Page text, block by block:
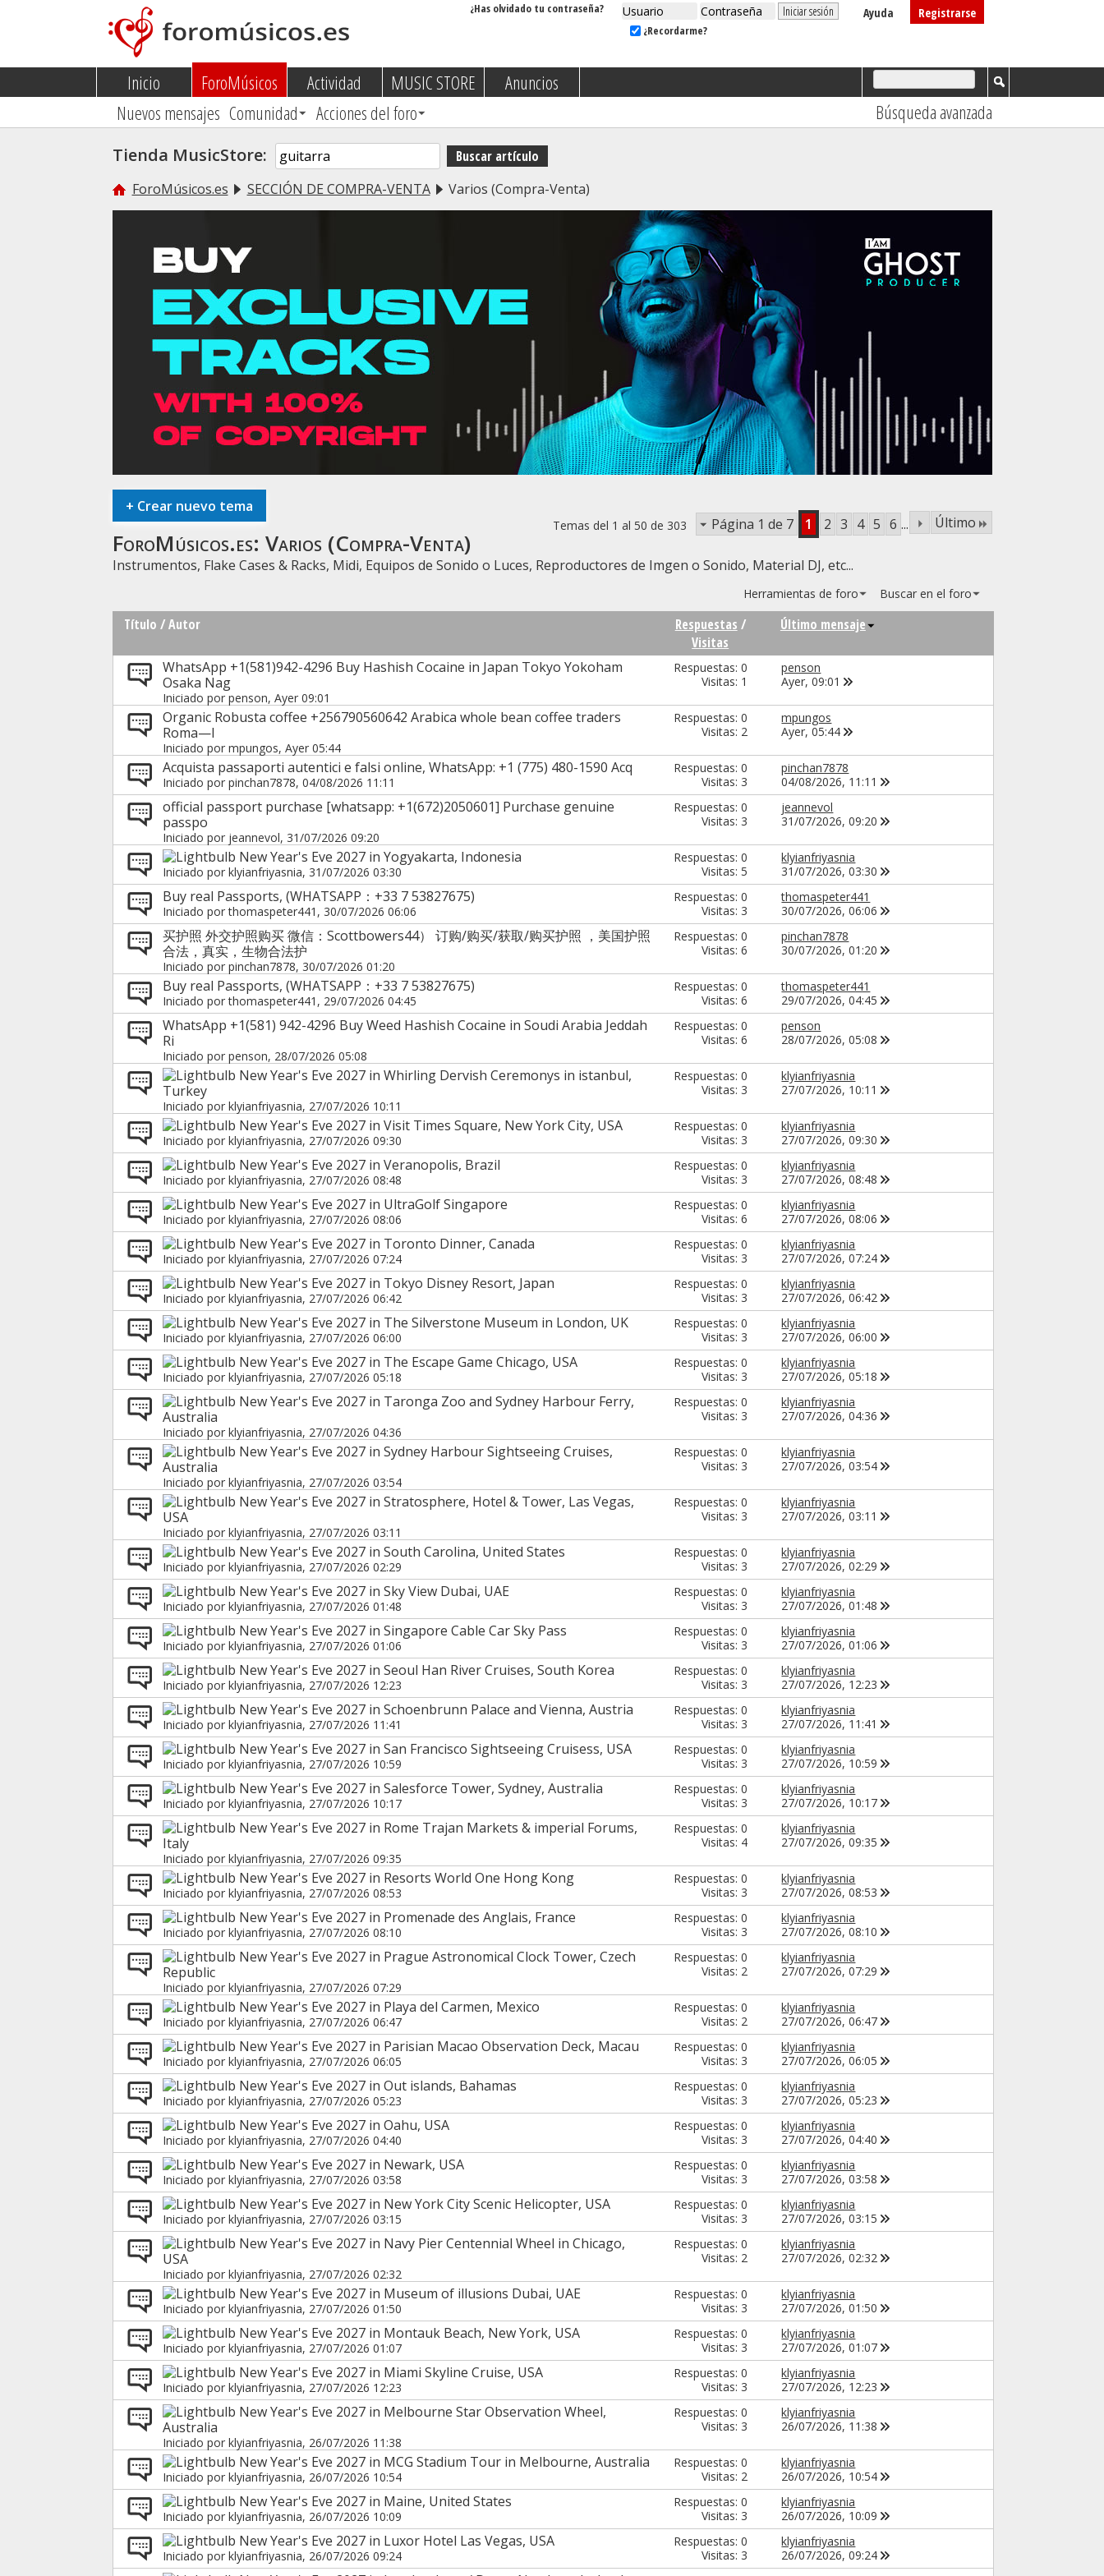
Registrarse
Ayuda
¿Recordarme?
¿Has olvidado tu contraseña?
Inicio
ForoMúsicos
Nuevos mensajes Comunidad Acciones del foro
Actividad MUSIC STORE
Anuncios
Búsqueda avanzada
Tienda MusicStore:
ForoMúsicos.es SECCIÓN DE COMPRA-VENTA Varios (Compra-Venta)
+ Crear nuevo tema
Página 1 de 7
1 2 3 4 5 6 ... Último
Temas del 1 al 50 de 303
ForoMúsicos.es: Varios (Compra-Venta)
Instrumentos, Flake Cases & Racks, Midi, Equipos de Sonido o Luces, Reproductores de Imgen o Sonido, Material DJ, etc...
Herramientas de foro Buscar en el foro
Título /Autor Respuestas /
Visitas
Último mensaje
WhatsApp +1(581)942-4296 Buy Hashish Cocaine in Japan Tokyo Yokoham
Osaka Nag
Iniciado por penson, Ayer 09:01
Respuestas: 0
Visitas: 1
penson
Ayer,09:01
Organic Robusta coffee +256790560642 Arabica whole bean coffee traders
Roma—I
Iniciado por mpungos, Ayer 05:44
Respuestas: 0
Visitas: 2
mpungos
Ayer,05:44
Acquista passaporti autentici e falsi online, WhatsApp: +1 (775) 480-1590 Acq
Iniciado por pinchan7878, 04/08/2026 11:11
Respuestas: 0
Visitas: 3
pinchan7878
04/08/2026, 11:11
official passport purchase [whatsapp: +1(672)2050601] Purchase genuine
passpo
Iniciado por jeannevol, 31/07/2026 09:20
Respuestas: 0
Visitas: 3
jeannevol
31/07/2026,09:20
New Year's Eve 2027 in Yogyakarta, Indonesia
Iniciado por klyianfriyasnia, 31/07/2026 03:30
Respuestas: 0
Visitas: 5
klyianfriyasnia
31/07/2026,03:30
Buy real Passports, (WHATSAPP：+33 7 53827675)
Iniciado porthomaspeter441 , 30/07/2026 06:06
Respuestas: 0
Visitas: 3
thomaspeter441
30/07/2026,06:06
买护照 外交护照购买 微信：Scottbowers44） 订购/购买/获取/购买护照 ，美国护照
合法，真实，生物合法护
Iniciado por pinchan7878, 30/07/2026 01:20
Respuestas: 0
Visitas: 6
pinchan7878
30/07/2026,01:20
Buy real Passports, (WHATSAPP：+33 7 53827675)
Iniciado porthomaspeter441 , 29/07/2026 04:45
Respuestas: 0
Visitas: 6
thomaspeter441
29/07/2026,04:45
WhatsApp +1(581) 942-4296 Buy Weed Hashish Cocaine in Soudi Arabia Jeddah
Ri
Iniciado por penson, 28/07/2026 05:08
Respuestas: 0
Visitas: 6
penson
28/07/2026,05:08
New Year's Eve 2027 in Whirling Dervish Ceremonys in istanbul,
Turkey
Iniciado por klyianfriyasnia, 27/07/2026 10:11
Respuestas: 0
Visitas: 3
klyianfriyasnia
27/07/2026, 10:11
New Year's Eve 2027 in Visit Times Square, New York City, USA
Iniciado por klyianfriyasnia, 27/07/2026 09:30
Respuestas: 0
Visitas: 3
klyianfriyasnia
27/07/2026,09:30
New Year's Eve 2027 in Veranopolis, Brazil
Iniciado por klyianfriyasnia, 27/07/2026 08:48
Respuestas: 0
Visitas: 3
klyianfriyasnia
27/07/2026,08:48
New Year's Eve 2027 in UltraGolf Singapore
Iniciado por klyianfriyasnia, 27/07/2026 08:06
Respuestas: 0
Visitas: 6
klyianfriyasnia
27/07/2026,08:06
New Year's Eve 2027 in Toronto Dinner, Canada
Iniciado por klyianfriyasnia, 27/07/2026 07:24
Respuestas: 0
Visitas: 3
klyianfriyasnia
27/07/2026,07:24
New Year's Eve 2027 in Tokyo Disney Resort, Japan
Iniciado por klyianfriyasnia, 27/07/2026 06:42
Respuestas: 0
Visitas: 3
klyianfriyasnia
27/07/2026,06:42
New Year's Eve 2027 in The Silverstone Museum in London, UK
Iniciado por klyianfriyasnia, 27/07/2026 06:00
Respuestas: 0
Visitas: 3
klyianfriyasnia
27/07/2026,06:00
New Year's Eve 2027 in The Escape Game Chicago, USA
Iniciado por klyianfriyasnia, 27/07/2026 05:18
Respuestas: 0
Visitas: 3
klyianfriyasnia
27/07/2026,05:18
New Year's Eve 2027 in Taronga Zoo and Sydney Harbour Ferry,
Australia
Iniciado por klyianfriyasnia, 27/07/2026 04:36
Respuestas: 0
Visitas: 3
klyianfriyasnia
27/07/2026,04:36
New Year's Eve 2027 in Sydney Harbour Sightseeing Cruises,
Australia
Iniciado por klyianfriyasnia, 27/07/2026 03:54
Respuestas: 0
Visitas: 3
klyianfriyasnia
27/07/2026,03:54
New Year's Eve 2027 in Stratosphere, Hotel & Tower, Las Vegas,
USA
Iniciado por klyianfriyasnia, 27/07/2026 03:11
Respuestas: 0
Visitas: 3
klyianfriyasnia
27/07/2026,03:11
New Year's Eve 2027 in South Carolina, United States
Iniciado por klyianfriyasnia, 27/07/2026 02:29
Respuestas: 0
Visitas: 3
klyianfriyasnia
27/07/2026,02:29
New Year's Eve 2027 in Sky View Dubai, UAE
Iniciado por klyianfriyasnia, 27/07/2026 01:48
Respuestas: 0
Visitas: 3
klyianfriyasnia
27/07/2026,01:48
New Year's Eve 2027 in Singapore Cable Car Sky Pass
Iniciado por klyianfriyasnia, 27/07/2026 01:06
Respuestas: 0
Visitas: 3
klyianfriyasnia
27/07/2026,01:06
New Year's Eve 2027 in Seoul Han River Cruises, South Korea
Iniciado por klyianfriyasnia, 27/07/2026 12:23
Respuestas: 0
Visitas: 3
klyianfriyasnia
27/07/2026, 12:23
New Year's Eve 2027 in Schoenbrunn Palace and Vienna, Austria
Iniciado por klyianfriyasnia, 27/07/2026 11:41
Respuestas: 0
Visitas: 3
klyianfriyasnia
27/07/2026, 11:41
New Year's Eve 2027 in San Francisco Sightseeing Cruisess, USA
Iniciado por klyianfriyasnia, 27/07/2026 10:59
Respuestas: 0
Visitas: 3
klyianfriyasnia
27/07/2026, 10:59
New Year's Eve 2027 in Salesforce Tower, Sydney, Australia
Iniciado por klyianfriyasnia, 27/07/2026 10:17
Respuestas: 0
Visitas: 3
klyianfriyasnia
27/07/2026, 10:17
New Year's Eve 2027 in Rome Trajan Markets & imperial Forums,
Italy
Iniciado por klyianfriyasnia, 27/07/2026 09:35
Respuestas: 0
Visitas: 4
klyianfriyasnia
27/07/2026,09:35
New Year's Eve 2027 in Resorts World One Hong Kong
Iniciado por klyianfriyasnia, 27/07/2026 08:53
Respuestas: 0
Visitas: 3
klyianfriyasnia
27/07/2026,08:53
New Year's Eve 2027 in Promenade des Anglais, France
Iniciado por klyianfriyasnia, 27/07/2026 08:10
Respuestas: 0
Visitas: 3
klyianfriyasnia
27/07/2026,08:10
New Year's Eve 2027 in Prague Astronomical Clock Tower, Czech
Republic
Iniciado por klyianfriyasnia, 27/07/2026 07:29
Respuestas: 0
Visitas: 2
klyianfriyasnia
27/07/2026,07:29
New Year's Eve 2027 in Playa del Carmen, Mexico
Iniciado por klyianfriyasnia, 27/07/2026 06:47
Respuestas: 0
Visitas: 2
klyianfriyasnia
27/07/2026,06:47
New Year's Eve 2027 in Parisian Macao Observation Deck, Macau
Iniciado por klyianfriyasnia, 27/07/2026 06:05
Respuestas: 0
Visitas: 3
klyianfriyasnia
27/07/2026,06:05
New Year's Eve 2027 in Out islands, Bahamas
Iniciado por klyianfriyasnia, 27/07/2026 05:23
Respuestas: 0
Visitas: 3
klyianfriyasnia
27/07/2026,05:23
New Year's Eve 2027 in Oahu, USA
Iniciado por klyianfriyasnia, 27/07/2026 04:40
Respuestas: 0
Visitas: 3
klyianfriyasnia
27/07/2026,04:40
New Year's Eve 2027 in Newark, USA
Iniciado por klyianfriyasnia, 27/07/2026 03:58
Respuestas: 0
Visitas: 3
klyianfriyasnia
27/07/2026,03:58
New Year's Eve 2027 in New York City Scenic Helicopter, USA
Iniciado por klyianfriyasnia, 27/07/2026 03:15
Respuestas: 0
Visitas: 3
klyianfriyasnia
27/07/2026,03:15
New Year's Eve 2027 in Navy Pier Centennial Wheel in Chicago,
USA
Iniciado por klyianfriyasnia, 27/07/2026 02:32
Respuestas: 0
Visitas: 2
klyianfriyasnia
27/07/2026,02:32
New Year's Eve 2027 in Museum of illusions Dubai, UAE
Iniciado por klyianfriyasnia, 27/07/2026 01:50
Respuestas: 0
Visitas: 3
klyianfriyasnia
27/07/2026,01:50
New Year's Eve 2027 in Montauk Beach, New York, USA
Iniciado por klyianfriyasnia, 27/07/2026 01:07
Respuestas: 0
Visitas: 3
klyianfriyasnia
27/07/2026,01:07
New Year's Eve 2027 in Miami Skyline Cruise, USA
Iniciado por klyianfriyasnia, 27/07/2026 12:23
Respuestas: 0
Visitas: 3
klyianfriyasnia
27/07/2026, 12:23
New Year's Eve 2027 in Melbourne Star Observation Wheel,
Australia
Iniciado por klyianfriyasnia, 26/07/2026 11:38
Respuestas: 0
Visitas: 3
klyianfriyasnia
26/07/2026, 11:38
New Year's Eve 2027 in MCG Stadium Tour in Melbourne, Australia
Iniciado por klyianfriyasnia, 26/07/2026 10:54
Respuestas: 0
Visitas: 2
klyianfriyasnia
26/07/2026, 10:54
New Year's Eve 2027 in Maine, United States
Iniciado por klyianfriyasnia, 26/07/2026 10:09
Respuestas: 0
Visitas: 3
klyianfriyasnia
26/07/2026, 10:09
New Year's Eve 2027 in Luxor Hotel Las Vegas, USA
Iniciado por klyianfriyasnia, 26/07/2026 09:24
Respuestas: 0
Visitas: 3
klyianfriyasnia
26/07/2026,09:24